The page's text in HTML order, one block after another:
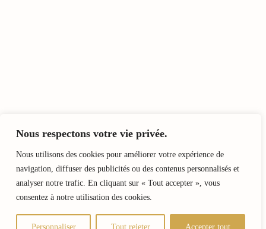
Nous respectons votre vie privée.
Nous utilisons des cookies pour améliorer votre expérience de
navigation, diffuser des publicités ou des contenus personnalisés et
analyser notre trafic. En cliquant sur « Tout accepter », vous
consentez à notre utilisation des cookies.
Personnaliser Tout rejeter Accepter tout